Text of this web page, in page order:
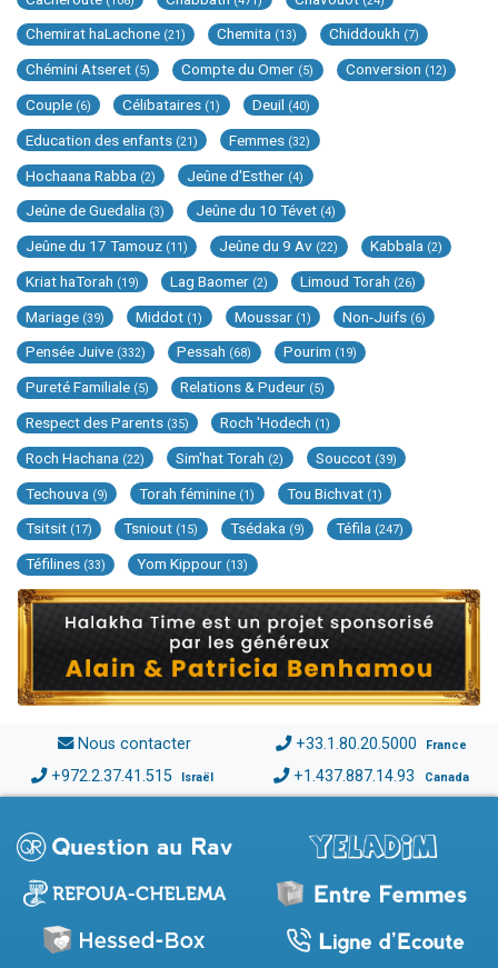
Chemirat haLachone (21) Chemita (13) Chiddoukh (7)
Chémini Atseret (5) Compte du Omer (5) Conversion (12)
Couple (6) Célibataires (1) Deuil (40)
Education des enfants (21) Femmes (32)
Hochaana Rabba (2) Jeûne d'Esther (4)
Jeûne de Guedalia (3) Jeûne du 10 Tévet (4)
Jeûne du 17 Tamouz (11) Jeûne du 9 Av (22) Kabbala (2)
Kriat haTorah (19) Lag Baomer (2) Limoud Torah (26)
Mariage (39) Middot (1) Moussar (1) Non-Juifs (6)
Pensée Juive (332) Pessah (68) Pourim (19)
Pureté Familiale (5) Relations & Pudeur (5)
Respect des Parents (35) Roch 'Hodech (1)
Roch Hachana (22) Sim'hat Torah (2) Souccot (39)
Techouva (9) Torah féminine (1) Tou Bichvat (1)
Tsitsit (17) Tsniout (15) Tsédaka (9) Téfila (247)
Téfilines (33) Yom Kippour (13)
Nous contacter +33.1.80.20.5000 France
+972.2.37.41.515 Israël +1.437.887.14.93 Canada